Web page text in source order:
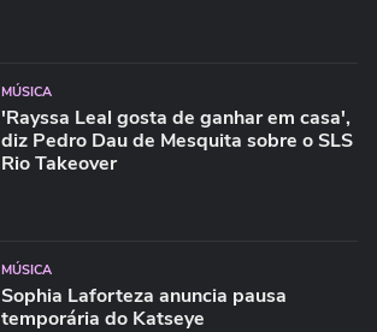
MÚSICA
'Rayssa Leal gosta de ganhar em casa',
diz Pedro Dau de Mesquita sobre o SLS
Rio Takeover
MÚSICA
Sophia Laforteza anuncia pausa
temporária do Katseye